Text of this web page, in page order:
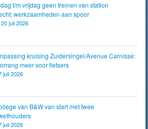
t/m vrijdag geen treinen van station
werkzaamheden aan spoor
juli 2026
kruising Zuidersingel/Avenue Carnisse:
meer voor fietsers
juli 2026
van B&W van start met twee
juli 2026